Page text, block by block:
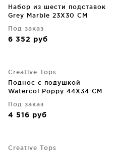
Набор из шести подставок
Grey Marble 23X30 CM
Под заказ
6 352 руб
Creative Tops
Поднос с подушкой
Watercol Poppy 44X34 CM
Под заказ
4 516 руб
Creative Tops